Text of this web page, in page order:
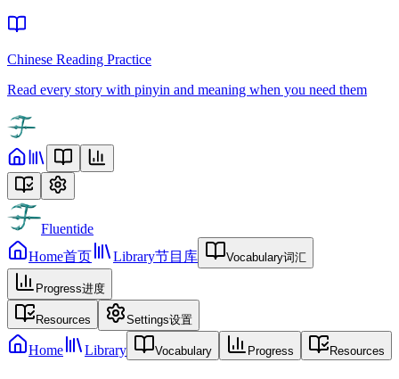
Chinese Reading Practice
Read every story with pinyin and meaning when you need them
Fluentide
Home首页 Library节目库 Vocabulary词汇
Progress进度
Resources Settings设置
Home Library Vocabulary Progress Resources